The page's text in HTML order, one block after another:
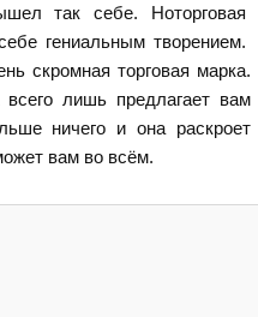
так себе. Ноторговая
гениальным творением.
скромная торговая марка.
лишь предлагает вам
ничего и она раскроет
вам во всём.